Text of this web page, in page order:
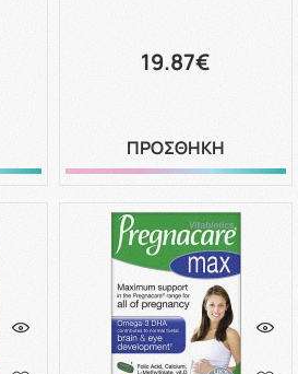
19.87€
ΠΡΟΣΘΗΚΗ